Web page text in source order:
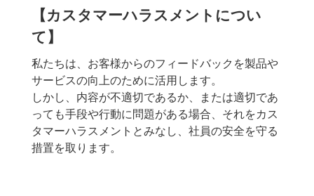
【カスタマーハラスメントについ
て】
私たちは、お客様からのフィードバックを製品や
サービスの向上のために活用します。
しかし、内容が不適切であるか、または適切であ
っても手段や行動に問題がある場合、それをカス
タマーハラスメントとみなし、社員の安全を守る
措置を取ります。